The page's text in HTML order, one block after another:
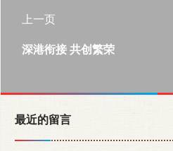
上一页
深港衔接 共创繁荣
最近的留言